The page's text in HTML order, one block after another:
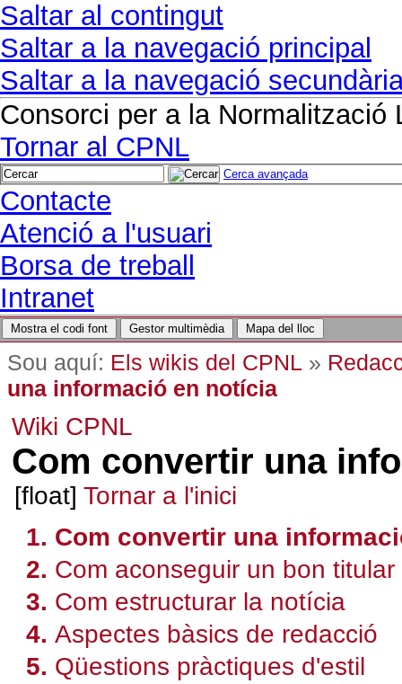
Saltar al contingut
Saltar a la navegació principal
Saltar a la navegació
Consorci per a la Normalització
Tornar al CPNL
Cerca avançada
Contacte
Atenció a l'usuari
Borsa de treball
Intranet
Mostra el codi font Gestor multimèdia Mapa del lloc
Sou aquí: Els wikis del CPNL »
una informació en notícia
Wiki CPNL
Com convertir una
[float] Tornar a l'inici
Com convertir una
Com aconseguir un bon titular
Com estructurar la notícia
Aspectes bàsics de redacció
Qüestions pràctiques d'estil